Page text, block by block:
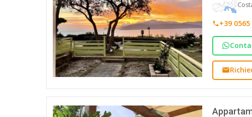
+39 0565